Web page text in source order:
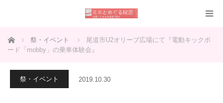
ホーム 祭・イベント
尾道市U2オリーブ広場にて『電動キックボ
ード「mobby」の乗車体験会』
祭・イベント 2019.10.30